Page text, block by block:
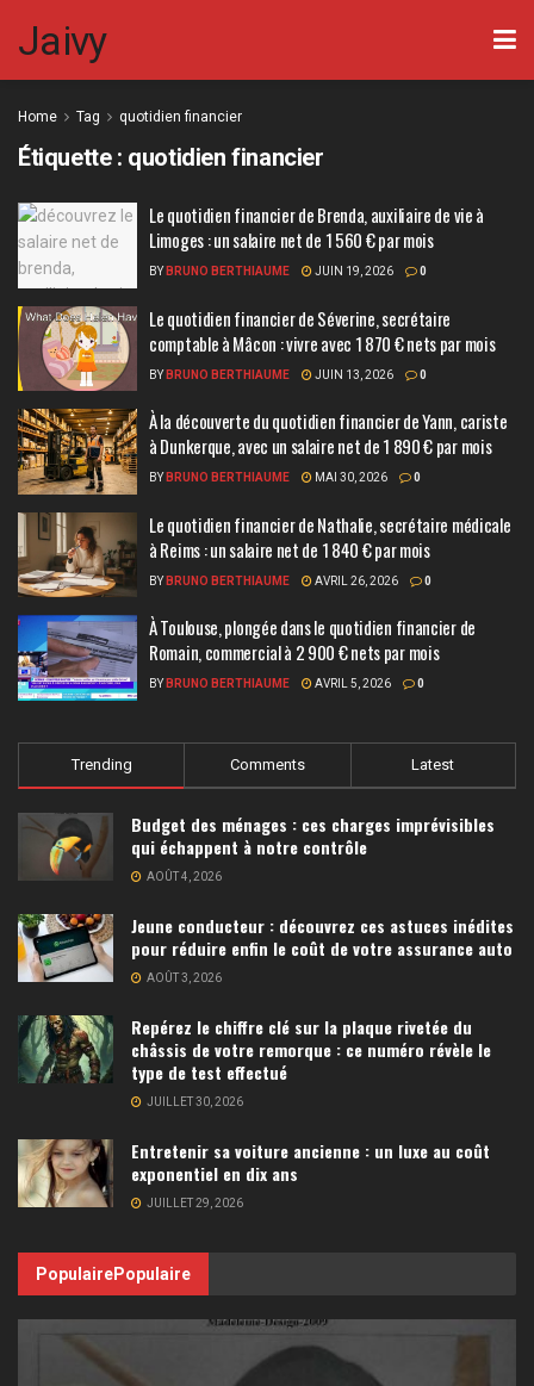
Jaivy
Home Tag quotidien financier
Étiquette : quotidien financier
Le quotidien financier de Brenda, auxiliaire de vie à
Limoges : un salaire net de 1 560 € par mois
BY BRUNO BERTHIAUME JUIN 19, 2026 0
Le quotidien financier de Séverine, secrétaire
comptable à Mâcon : vivre avec 1 870 € nets par mois
BY BRUNO BERTHIAUME JUIN 13, 2026 0
À la découverte du quotidien financier de Yann, cariste
à Dunkerque, avec un salaire net de 1 890 € par mois
BY BRUNO BERTHIAUME MAI 30, 2026 0
Le quotidien financier de Nathalie, secrétaire médicale
à Reims : un salaire net de 1 840 € par mois
BY BRUNO BERTHIAUME AVRIL 26, 2026 0
À Toulouse, plongée dans le quotidien financier de
Romain, commercial à 2 900 € nets par mois
BY BRUNO BERTHIAUME AVRIL 5, 2026 0
Trending Comments Latest
Budget des ménages : ces charges imprévisibles
qui échappent à notre contrôle
AOÛT 4, 2026
Jeune conducteur : découvrez ces astuces inédites
pour réduire enfin le coût de votre assurance auto
AOÛT 3, 2026
Repérez le chiffre clé sur la plaque rivetée du
châssis de votre remorque : ce numéro révèle le
type de test effectué
JUILLET 30, 2026
Entretenir sa voiture ancienne : un luxe au coût
exponentiel en dix ans
JUILLET 29, 2026
PopulairePopulaire